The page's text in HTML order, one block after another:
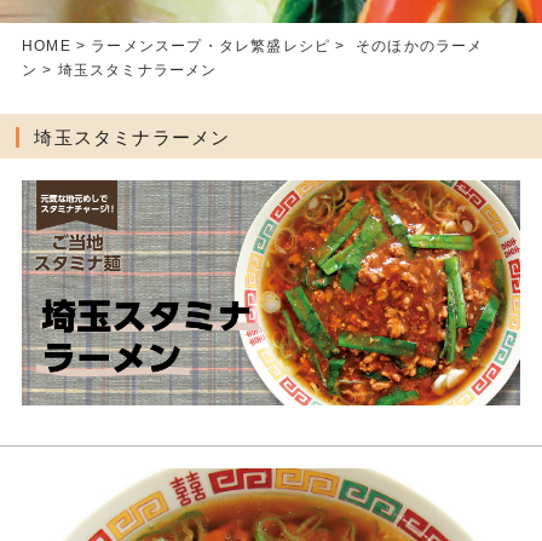
HOME > ラーメンスープ・タレ繁盛レシピ > そのほかのラーメ
ン > 埼玉スタミナラーメン
埼玉スタミナラーメン